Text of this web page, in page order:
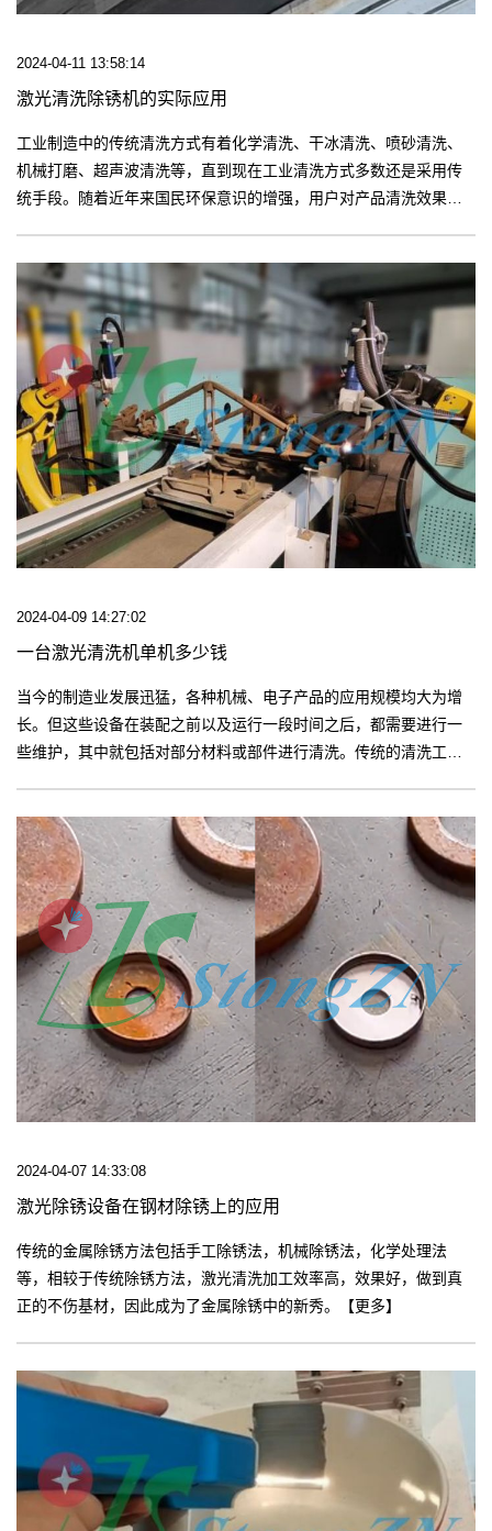
2024-04-11 13:58:14
激光清洗除锈机的实际应用
工业制造中的传统清洗方式有着化学清洗、干冰清洗、喷砂清洗、
机械打磨、超声波清洗等，直到现在工业清洗方式多数还是采用传
统手段。随着近年来国民环保意识的增强，用户对产品清洗效果和
2024-04-09 14:27:02
一台激光清洗机单机多少钱
当今的制造业发展迅猛，各种机械、电子产品的应用规模均大为增
长。但这些设备在装配之前以及运行一段时间之后，都需要进行一
些维护，其中就包括对部分材料或部件进行清洗。传统的清洗工艺
2024-04-07 14:33:08
激光除锈设备在钢材除锈上的应用
传统的金属除锈方法包括手工除锈法，机械除锈法，化学处理法
等，相较于传统除锈方法，激光清洗加工效率高，效果好，做到真
正的不伤基材，因此成为了金属除锈中的新秀。【更多】